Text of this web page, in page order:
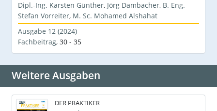
Dipl.-Ing. Karsten Günther, Jörg Dambacher, B. Eng.
Stefan Vorreiter, M. Sc. Mohamed Alshahat
Ausgabe 12 (2024)
Fachbeitrag, 30 - 35
Weitere Ausgaben
DER PRAKTIKER